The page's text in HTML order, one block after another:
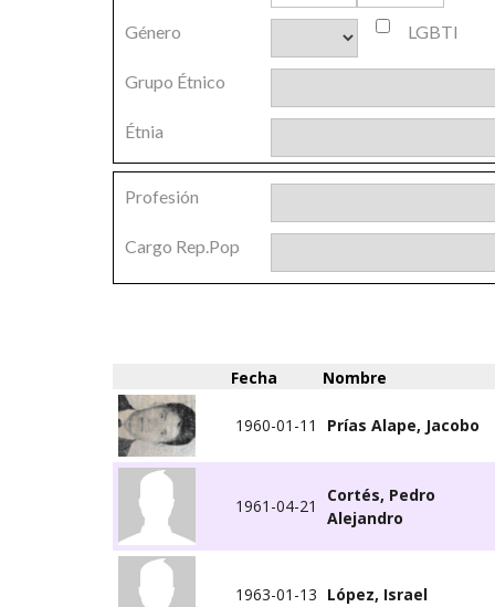
Género LGBTI
Grupo Étnico
Étnia
Profesión
Cargo Rep.Pop
Fecha Nombre
1960-01-11 Prías Alape, Jacobo
1961-04-21
Cortés, Pedro
Alejandro
1963-01-13 López, Israel